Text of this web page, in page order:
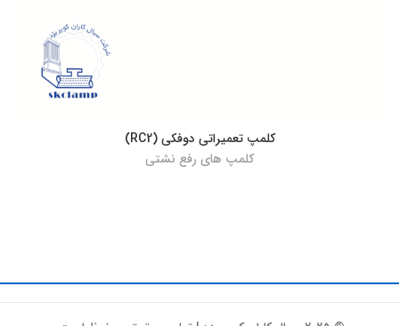
کلمپ تعمیراتی دوفکی (RC2)
کلمپ های رفع نشتی